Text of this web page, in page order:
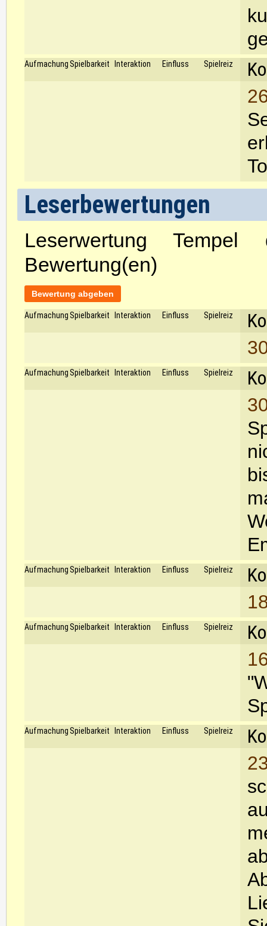
Aufmachung Spielbarkeit Interaktion Einfluss Spielreiz
Leserbewertungen
Leserwertung
Bewertung(en)
Bewertung abgeben
Aufmachung Spielbarkeit Interaktion Einfluss Spielreiz
Aufmachung Spielbarkeit Interaktion Einfluss Spielreiz
Aufmachung Spielbarkeit Interaktion Einfluss Spielreiz
Aufmachung Spielbarkeit Interaktion Einfluss Spielreiz
Aufmachung Spielbarkeit Interaktion Einfluss Spielreiz